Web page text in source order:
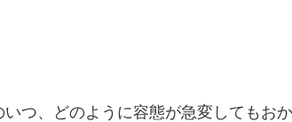
つ、どのように容態が急変してもお